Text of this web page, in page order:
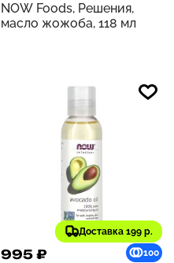
NOW Foods, Решения,
масло жожоба, 118 мл
Доставка 199 р.
995 ₽ 100